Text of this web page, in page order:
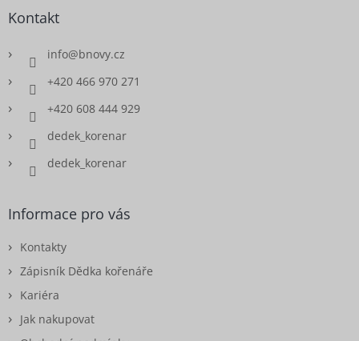
Kontakt
info@bnovy.cz
+420 466 970 271
+420 608 444 929
dedek_korenar
dedek_korenar
Informace pro vás
Kontakty
Zápisník Dědka kořenáře
Kariéra
Jak nakupovat